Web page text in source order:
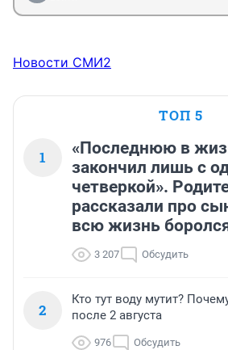
Новости СМИ2
ТОП 5
1
«Последнюю в
закончил лишь с
четверкой».
рассказали про
всю жизнь
3 207 Обсудить
2
Кто тут воду мутит?
после 2 августа
976 Обсудить